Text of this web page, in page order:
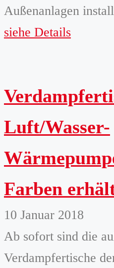
Außenanlagen
siehe Details
Luft/Wasser-
Farben
10 Januar 2018
Ab sofort sind die
Verdampfertische